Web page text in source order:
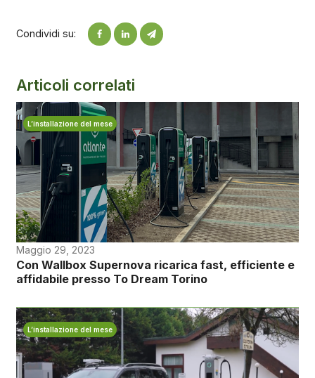
Condividi su:
Articoli correlati
L’installazione del mese
Maggio 29, 2023
Con Wallbox Supernova ricarica fast, efficiente e
affidabile presso To Dream Torino
L’installazione del mese